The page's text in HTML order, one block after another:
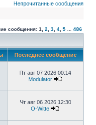
Непрочитанные сообщения
сообщения: 1 2 3 4 5 486
Последнее сообщение
Пт авг 07 2026 00:14
Modulator
Чт авг 06 2026 12:30
O-Witte